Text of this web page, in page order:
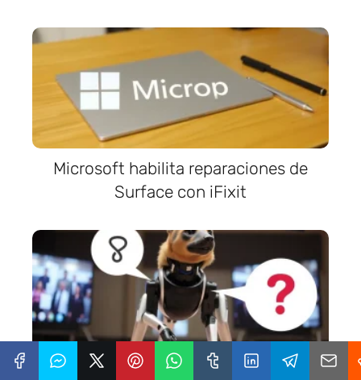
Microsoft habilita reparaciones de
Surface con iFixit
Spot, el perro robot de Boston